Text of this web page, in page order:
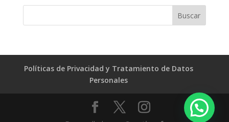
Políticas de Privacidad y Tratamiento de Datos
Personales